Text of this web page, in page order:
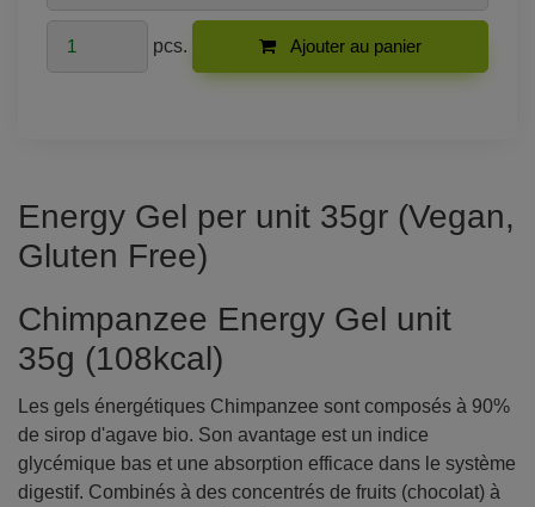
pcs. Ajouter au panier
Energy Gel per unit 35gr (Vegan,
Gluten Free)
Chimpanzee Energy Gel unit
35g (108kcal)
Les gels énergétiques Chimpanzee sont composés à 90%
de sirop d'agave bio. Son avantage est un indice
glycémique bas et une absorption efficace dans le système
digestif. Combinés à des concentrés de fruits (chocolat) à